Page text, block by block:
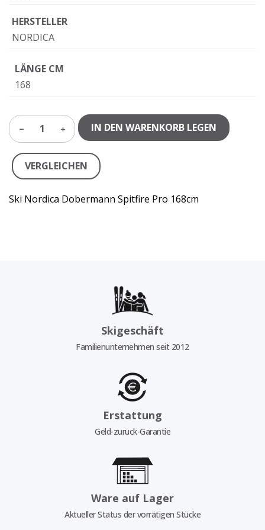
HERSTELLER
NORDICA
LÄNGE CM
168
1 IN DEN WARENKORB LEGEN
VERGLEICHEN
Ski Nordica Dobermann Spitfire Pro 168cm
Skigeschäft
Familienunternehmen seit 2012
Erstattung
Geld-zurück-Garantie
Ware auf Lager
Aktueller Status der vorrätigen Stücke